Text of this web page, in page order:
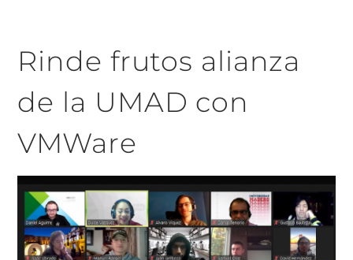
Rinde frutos alianza
de la UMAD con
VMWare